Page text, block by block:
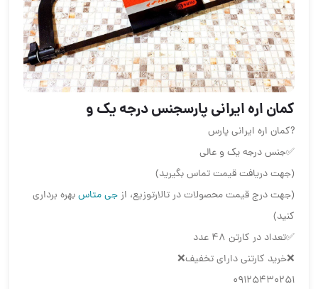
كمان اره ايراني پارسجنس درجه يك و
?كمان اره ايراني پارس
✅جنس درجه يك و عالي
(جهت دریافت قیمت تماس بگیرید)
(جهت درج قیمت محصولات در تالارتوزیع، ازجی متاسبهره برداری
کنید)
✅تعداد در كارتن ٤٨ عدد
❌خريد كارتني داراي تخفيف❌
09125430251